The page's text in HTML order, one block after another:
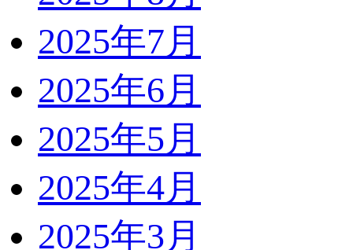
2025年7月
2025年6月
2025年5月
2025年4月
2025年3月